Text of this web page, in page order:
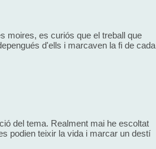
moires, es curiós que el treball que
d'ells i marcaven la fi de cada
del tema. Realment mai he escoltat
podien teixir la vida i marcar un destí